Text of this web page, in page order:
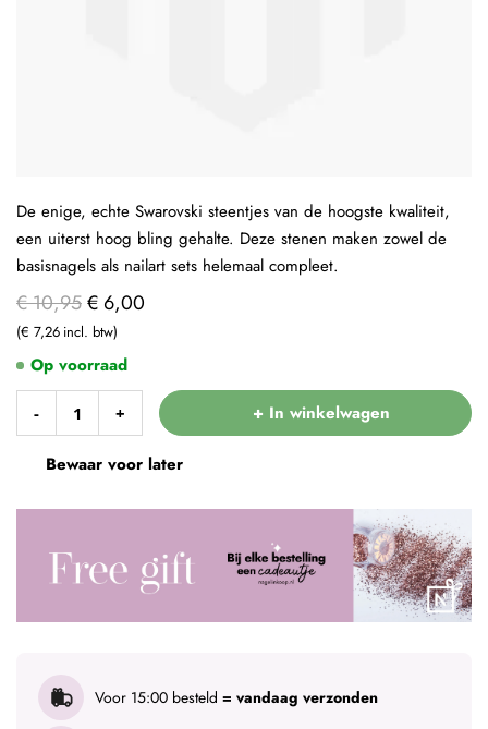
€ 10,95€ 6,00
€ 7,26
- + + In winkelwagen
Bewaar voor later
Voor 15:00 besteld = vandaag verzonden
Op voorraad
De enige, echte Swarovski steentjes van de hoogste kwaliteit,
een uiterst hoog bling gehalte. Deze stenen maken zowel de
basisnagels als nailart sets helemaal compleet.